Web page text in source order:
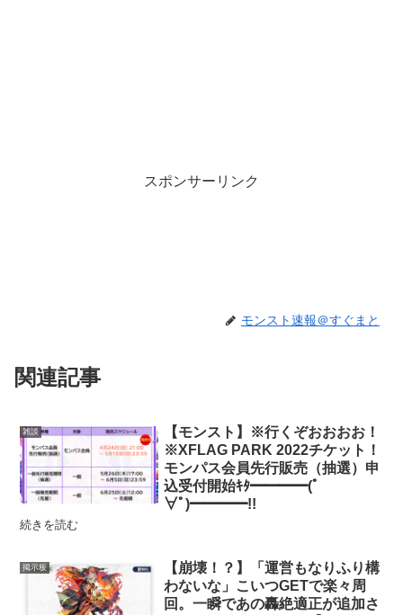
スポンサーリンク
モンスト速報＠すぐまと
関連記事
雑談
【モンスト】※行くぞおおおお！
※XFLAG PARK 2022チケット！
モンパス会員先行販売（抽選）申
込受付開始ｷﾀ━━━━(ﾟ
∀ﾟ)━━━━!!
続きを読む
掲示板
【崩壊！？】「運営もなりふり構
わないな」こいつGETで楽々周
回。一瞬であの轟絶適正が追加さ